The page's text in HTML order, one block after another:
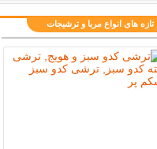
تازه های انواع مربا و ترشیجات